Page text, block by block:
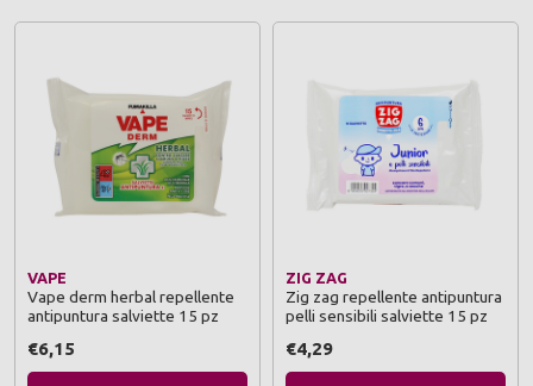
VAPE
Vape derm herbal repellente
antipuntura salviette 15 pz
€6,15
ZIG ZAG
Zig zag repellente antipuntura
pelli sensibili salviette 15 pz
€4,29